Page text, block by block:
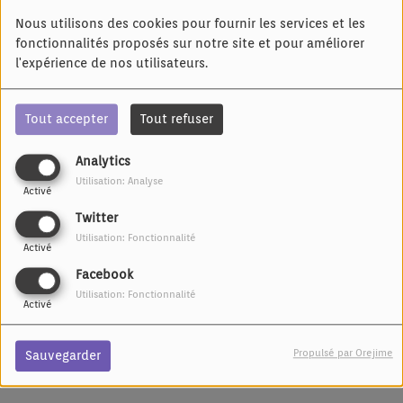
Nous utilisons des cookies pour fournir les services et les
fonctionnalités proposés sur notre site et pour améliorer
l'expérience de nos utilisateurs.
Tout accepter Tout refuser
Analytics
Activé
Utilisation: Analyse
Twitter
Activé
Utilisation: Fonctionnalité
Facebook
Activé
Utilisation: Fonctionnalité
Sauvegarder Propulsé par Orejime
23 MARS 2024 -
Écouter le podcast